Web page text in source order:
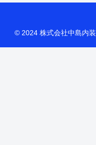
© 2024 株式会社中島内装.